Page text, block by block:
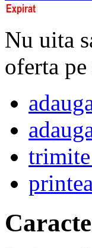
Nu uita
oferta